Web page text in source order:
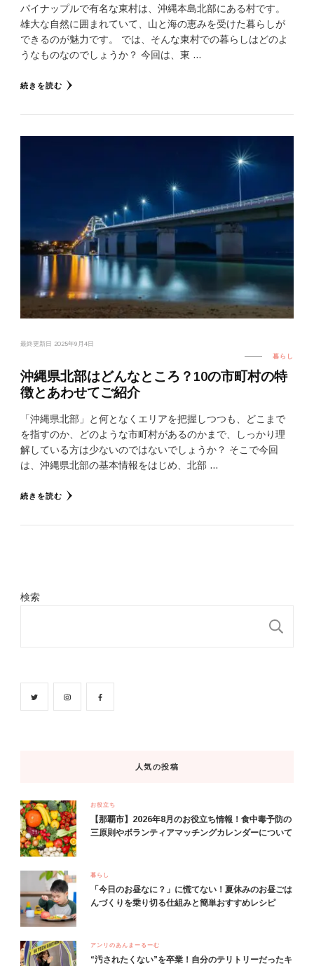
パイナップルで有名な東村は、沖縄本島北部にある村です。
雄大な自然に囲まれていて、山と海の恵みを受けた暮らしが
できるのが魅力です。 では、そんな東村での暮らしはどのよ
うなものなのでしょうか？ 今回は、東 …
続きを読む
最終更新日 2025年9月4日
暮らし
沖縄県北部はどんなところ？10の市町村の特
徴とあわせてご紹介
「沖縄県北部」と何となくエリアを把握しつつも、どこまで
を指すのか、どのような市町村があるのかまで、しっかり理
解している方は少ないのではないでしょうか？ そこで今回
は、沖縄県北部の基本情報をはじめ、北部 …
続きを読む
検索
人気の投稿
お役立ち
【那覇市】2026年8月のお役立ち情報！食中毒予防の
三原則やボランティアマッチングカレンダーについて
暮らし
「今日のお昼なに？」に慌てない！夏休みのお昼ごは
んづくりを乗り切る仕組みと簡単おすすめレシピ
アンリのあんまーるーむ
“汚されたくない”を卒業！自分のテリトリーだったキ